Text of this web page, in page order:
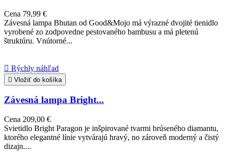
Cena 79,99 €
Závesná lampa Bhutan od Good&Mojo má výrazné dvojité tienidlo
vyrobené zo zodpovedne pestovaného bambusu a má pletenú
štruktúru. Vnútorné...
 Rýchly náhľad
 Vložiť do košíka
Závesná lampa Bright...
Cena 209,00 €
Svietidlo Bright Paragon je inšpirované tvarmi brúseného diamantu,
ktorého elegantné línie vytvárajú hravý, no zároveň moderný a čistý
dizajn....